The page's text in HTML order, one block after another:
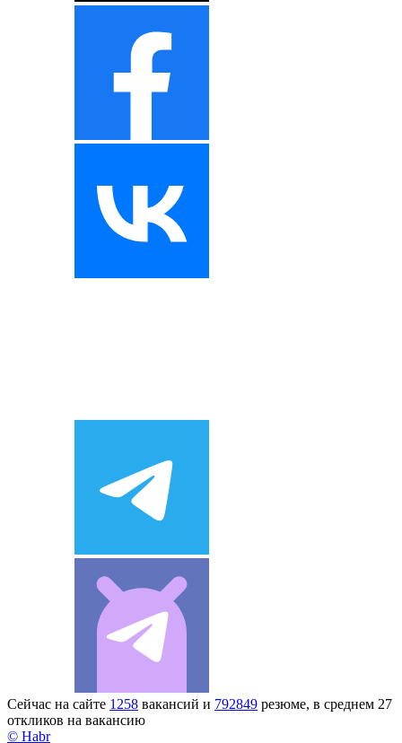
Сейчас на сайте 1258 вакансий и 792849 резюме, в среднем 27
откликов на вакансию
© Habr